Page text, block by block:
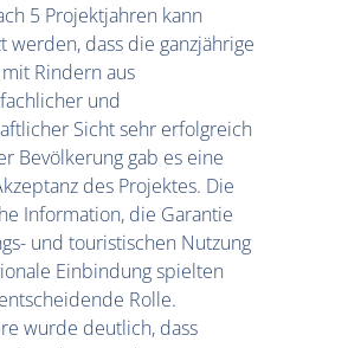
5 Projektjahren kann
werden, dass die ganzjährige
Rindern aus
und
Sicht sehr erfolgreich
Bevölkerung gab es eine
des Projektes. Die
Information, die Garantie
und touristischen Nutzung
Einbindung spielten
Rolle.
wurde deutlich, dass